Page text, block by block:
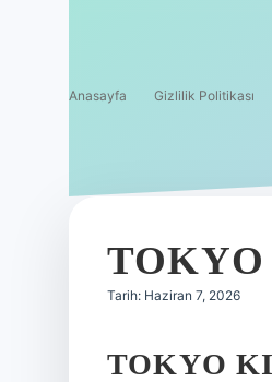
Anasayfa Gizlilik Politikası
TOKYO
Tarih: Haziran 7, 2026
TOKYO